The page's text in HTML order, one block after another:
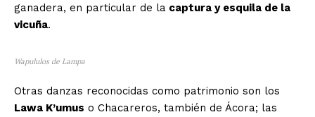
ganadera, en particular de la captura y esquila de la
vicuña.
Wapululos de Lampa
Otras danzas reconocidas como patrimonio son los
Lawa K’umus o Chacareros, también de Ácora; las